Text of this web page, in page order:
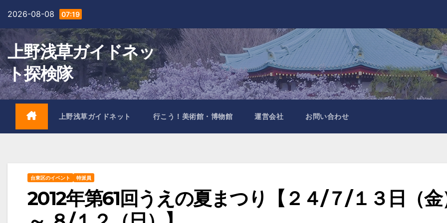
content
2026-08-08 07:19
上野浅草ガイドネッ
ト探検隊
上野浅草ガイドネット 行こう！美術館・博物館 運営会社 お問い合わせ
台東区のイベント 特派員
2012年第61回うえの夏まつり【２４/７/１３日（金